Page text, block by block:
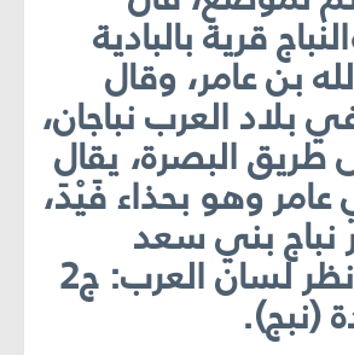
قرية بالبادية
بن عامر، وقال
بلاد العرب نباجان،
طريق البصرة، يقال
عامر وهو بحذاء فَيْدَ،
نباج بني سعد
بالقريتين. انظر لسان العرب: ج2